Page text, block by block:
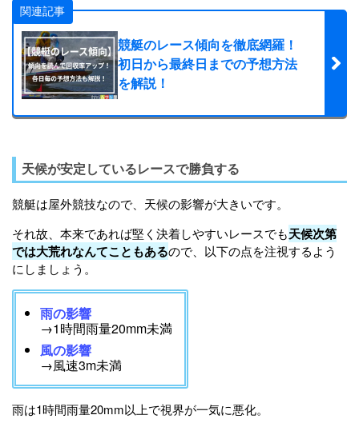
関連記事
競艇のレース傾向を徹底網羅！
初日から最終日までの予想方法
を解説！
天候が安定しているレースで勝負する
競艇は屋外競技なので、天候の影響が大きいです。
それ故、本来であれば堅く決着しやすいレースでも天候次第
では大荒れなんてこともあるので、以下の点を注視するよう
にしましょう。
雨の影響
→1時間雨量20mm未満
風の影響
→風速3m未満
雨は1時間雨量20mm以上で視界が一気に悪化。